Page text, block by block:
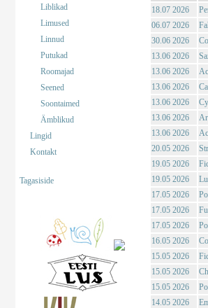
Liblikad
Limused
Linnud
Putukad
Roomajad
Seened
Soontaimed
Ämblikud
Lingid
Kontakt
Tagasiside
18.07 2026
06.07 2026
30.06 2026
13.06 2026
13.06 2026
13.06 2026
13.06 2026
13.06 2026
13.06 2026
20.05 2026
19.05 2026
19.05 2026
17.05 2026
17.05 2026
17.05 2026
16.05 2026
15.05 2026
15.05 2026
15.05 2026
14.05 2026